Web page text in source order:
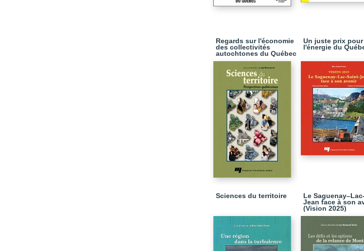
Regards sur l'économie
des collectivités
autochtones du Québec
Un juste prix pour
l'énergie du
Sciences du territoire
Le
Jean face à son
(Vision 2025)